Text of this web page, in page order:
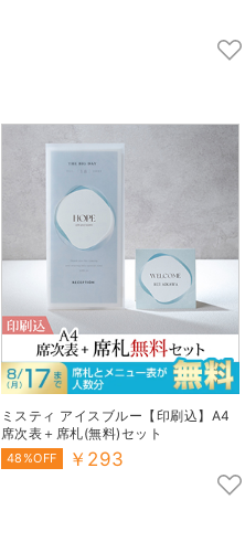
ミスティ アイスブルー【印刷込】A4
席次表＋席札(無料)セット
48%OFF ￥293